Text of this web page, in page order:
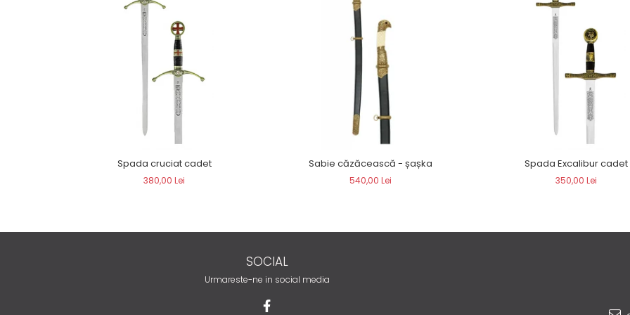
Spada cruciat cadet
380,00 Lei
Sabie căzăcească - șașka
540,00 Lei
Spada Excalibur cadet
350,00 Lei
SOCIAL
Urmareste-ne in social media